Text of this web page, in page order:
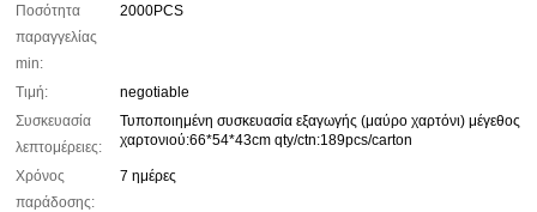
Ποσότητα
παραγγελίας
min:
2000PCS
Τιμή:
negotiable
Συσκευασία
λεπτομέρειες:
Τυποποιημένη συσκευασία εξαγωγής (μαύρο χαρτόνι) μέγεθος
χαρτονιού:66*54*43cm qty/ctn:189pcs/carton
Χρόνος
παράδοσης:
7 ημέρες